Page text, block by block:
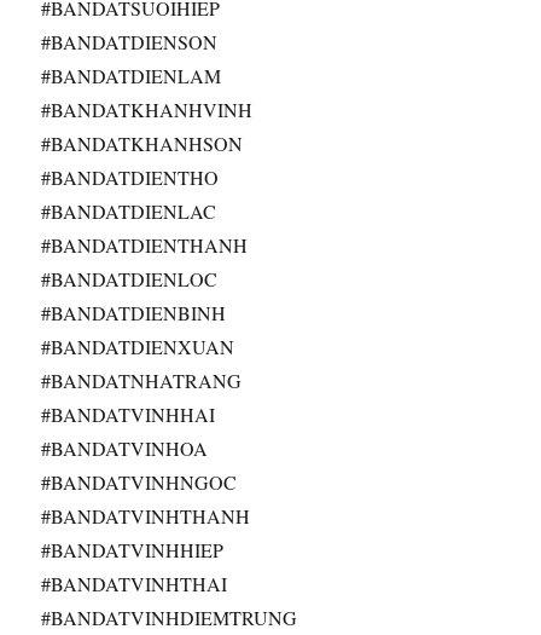
#BANDATSUOIHIEP
#BANDATDIENSON
#BANDATDIENLAM
#BANDATKHANHVINH
#BANDATKHANHSON
#BANDATDIENTHO
#BANDATDIENLAC
#BANDATDIENTHANH
#BANDATDIENLOC
#BANDATDIENBINH
#BANDATDIENXUAN
#BANDATNHATRANG
#BANDATVINHHAI
#BANDATVINHOA
#BANDATVINHNGOC
#BANDATVINHTHANH
#BANDATVINHHIEP
#BANDATVINHTHAI
#BANDATVINHDIEMTRUNG